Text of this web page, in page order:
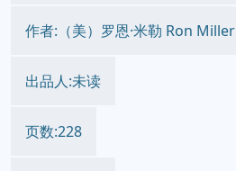
作者:（美）罗恩·米勒 Ron Miller
出品人:未读
页数:228